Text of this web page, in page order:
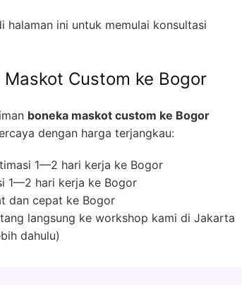
halaman ini untuk memulai konsultasi
Custom ke Bogor
boneka maskot custom ke Bogor
dengan harga terjangkau:
1—2 hari kerja ke Bogor
1—2 hari kerja ke Bogor
dan cepat ke Bogor
langsung ke workshop kami di Jakarta
dahulu)